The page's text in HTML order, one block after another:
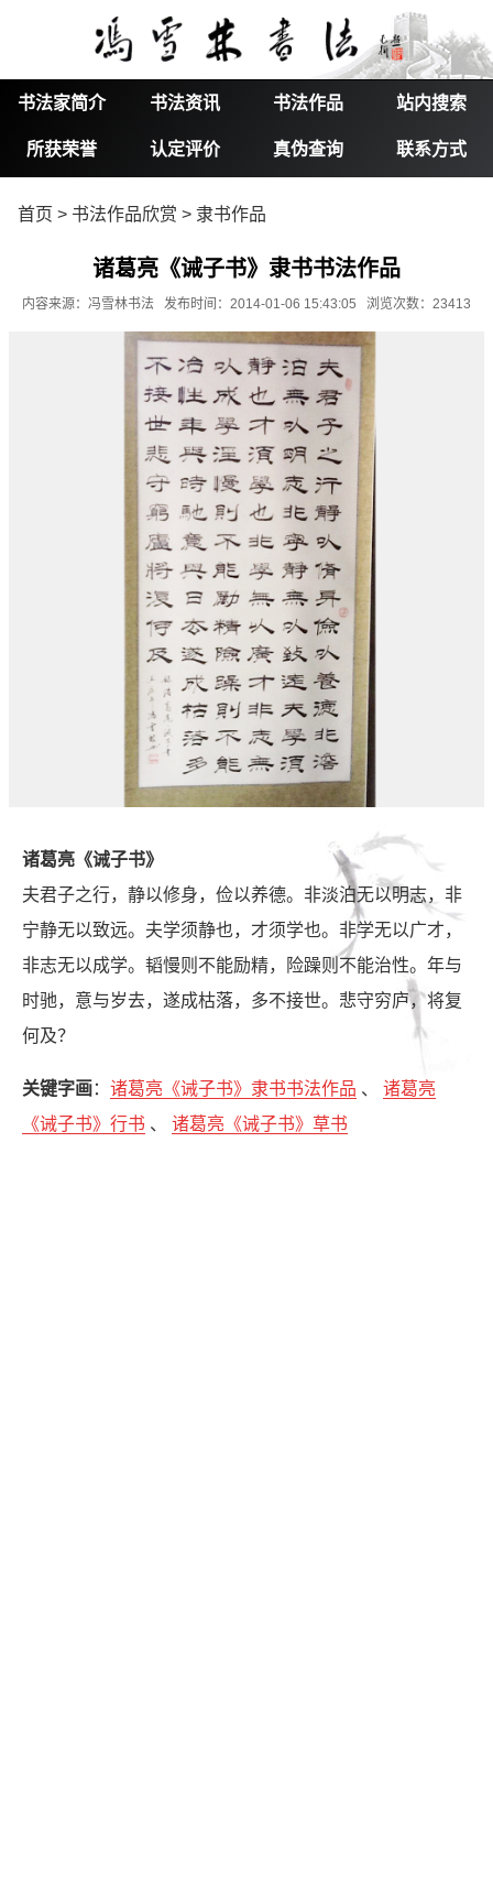
书法家简介 书法资讯 书法作品 站内搜索
所获荣誉 认定评价 真伪查询 联系方式
首页 > 书法作品欣赏 > 隶书作品
诸葛亮《诫子书》隶书书法作品
内容来源：冯雪林书法 发布时间：2014-01-06 15:43:05 浏览次数：23413
诸葛亮《诫子书》
夫君子之行，静以修身，俭以养德。非淡泊无以明志，非
宁静无以致远。夫学须静也，才须学也。非学无以广才，
非志无以成学。韬慢则不能励精，险躁则不能治性。年与
时驰，意与岁去，遂成枯落，多不接世。悲守穷庐，将复
何及？
关键字画：诸葛亮《诫子书》隶书书法作品 、诸葛亮
《诫子书》行书 、诸葛亮《诫子书》草书